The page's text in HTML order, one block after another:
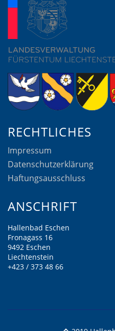
RECHTLICHES
Impressum
Datenschutzerklärung
Haftungsausschluss
ANSCHRIFT
Hallenbad Eschen
Fronagass 16
9492 Eschen
Liechtenstein
+423 / 373 48 66